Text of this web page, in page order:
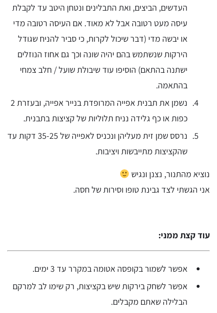
העדשים, הביצים, ואת התבלינים ונטחן היטב עד לקבלת
עיסה מעט רטובה אבל לא מאוד. אם העיסה רטובה מדי
או יבשה מדי (דבר שיכול לקרות, כי סביר להניח שגודל
הירקות שנשתמש בהם יהיה שונה וכך גם אחוז הנוזלים
ישתנה בהתאם) הוסיפו עוד שיבולת שועל / חלב צמחי
בהתאמה.
נשמן את תבנית אפייה המרופדת בנייר אפייה, ובעזרת 2
כפות או כף גלידה נניח תלוליות של קציצות בתבנית.
נרסס שמן זית מעליהן ונכניס לאפייה של 35-25 דקות עד
שהקציצות מתייבשות ויציבות.
נוציא מהתנור, נצנן ונגיש
אני הגשתי לצד גבינת טופו וסירות של חסה.
עוד קצת ממני:
אפשר לשמור בקופסה אטומה במקרר עד 3 ימים.
אפשר לשחק בירקות שיש בקציצות, רק שימו לב למרקם
הבלילה שאתם מקבלים.